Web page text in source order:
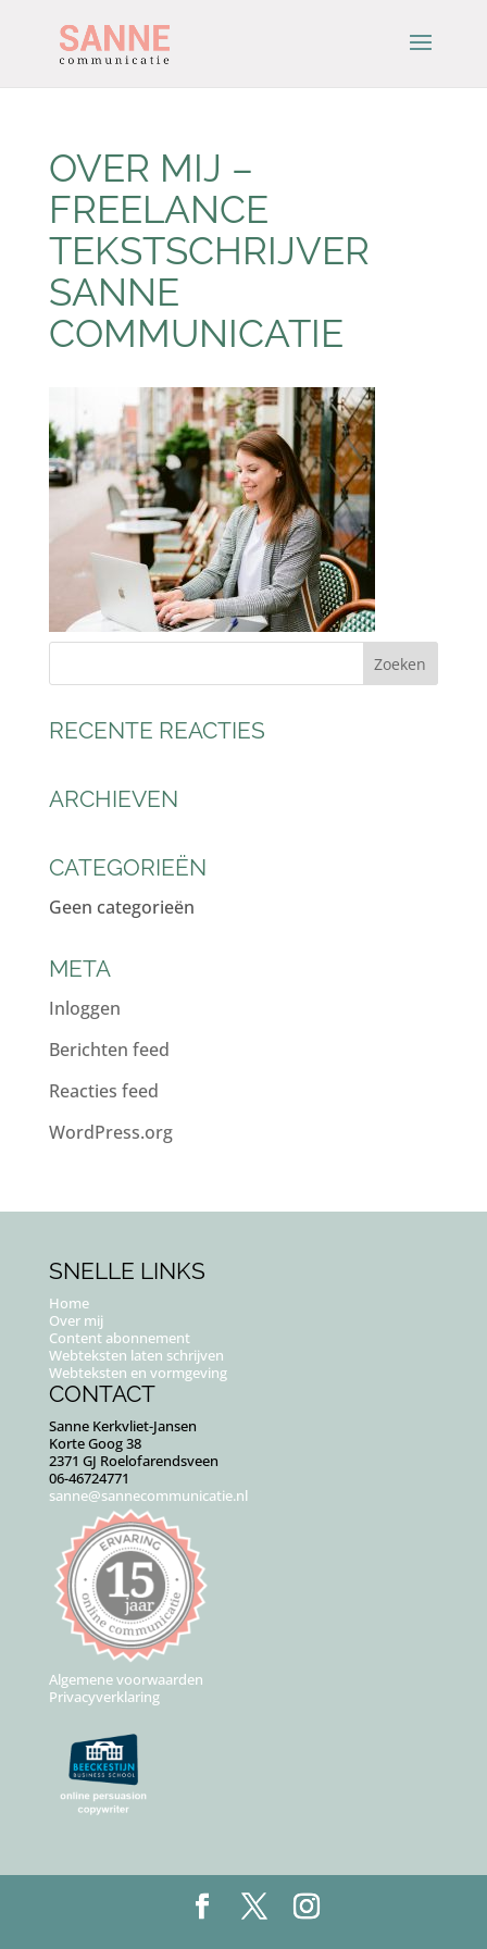
OVER MIJ –
FREELANCE
TEKSTSCHRIJVER
SANNE
COMMUNICATIE
RECENTE REACTIES
ARCHIEVEN
CATEGORIEËN
Geen categorieën
META
Inloggen
Berichten feed
Reacties feed
WordPress.org
SNELLE LINKS
Home
Over mij
Content abonnement
Webteksten laten schrijven
Webteksten en vormgeving
CONTACT
Sanne Kerkvliet-Jansen
Korte Goog 38
2371 GJ Roelofarendsveen
06-46724771
sanne@sannecommunicatie.nl
Algemene voorwaarden
Privacyverklaring